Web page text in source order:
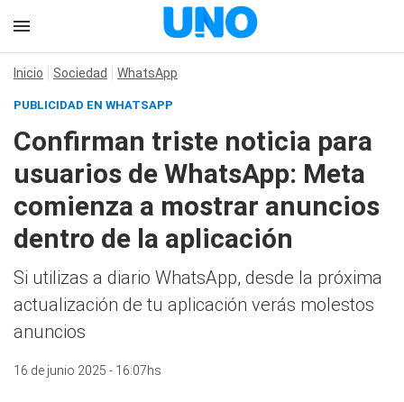
Inicio Sociedad WhatsApp
PUBLICIDAD EN WHATSAPP
Confirman triste noticia para
usuarios de WhatsApp: Meta
comienza a mostrar anuncios
dentro de la aplicación
Si utilizas a diario WhatsApp, desde la próxima
actualización de tu aplicación verás molestos
anuncios
16 de junio 2025 - 16:07hs